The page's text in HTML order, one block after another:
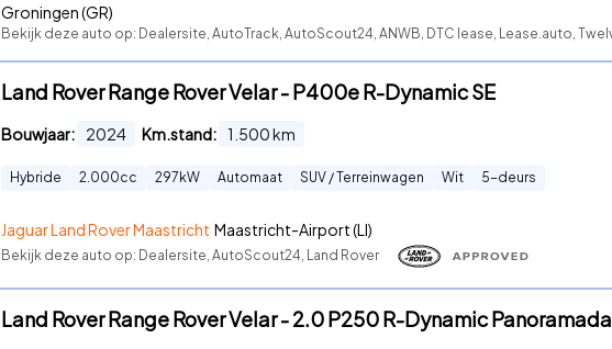
Groningen (GR)
Bekijk deze auto op: Dealersite, AutoTrack, AutoScout24, ANWB, DTC lease, Lease.auto,
Land Rover Range Rover Velar - P400e R-Dynamic SE
Bouwjaar: 2024 Km.stand: 1.500km
Hybride 2.000cc 297 kW Automaat SUV / Terreinwagen Wit 5-deurs
Jaguar Land Rover Maastricht Maastricht-Airport (LI)
Bekijk deze auto op: Dealersite, AutoScout24, Land Rover
Land Rover Range Rover Velar - 2.0 P250 R-Dynamic